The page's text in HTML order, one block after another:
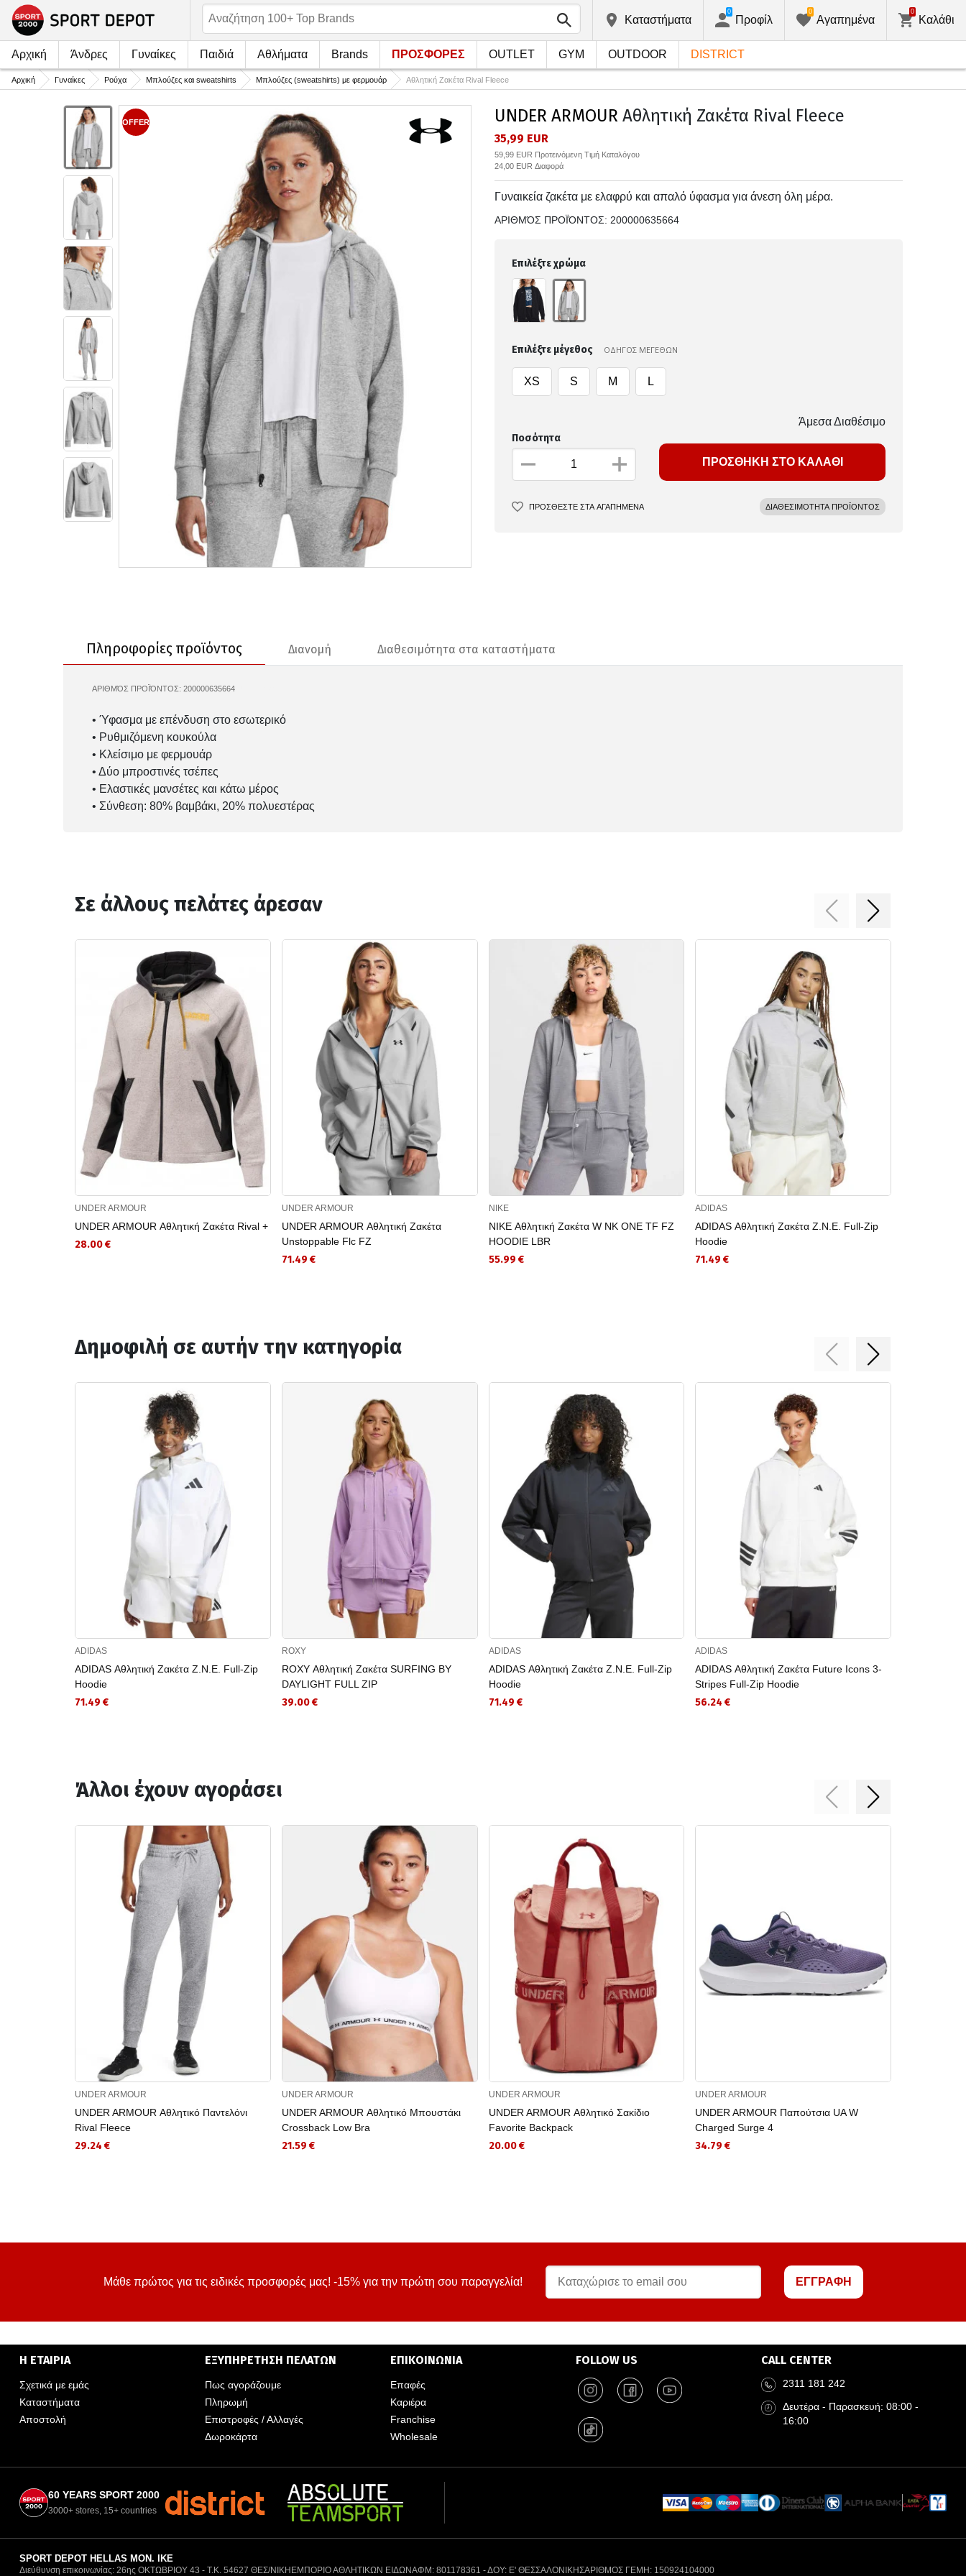
Kαταστήματα Προφίλ
0
Αγαπημένα
0
Καλάθι
0
Αρχική Άνδρες Γυναίκες Παιδιά Αθλήματα Brands ΠΡΟΣΦΟΡΕΣ OUTLET GYM OUTDOOR DISTRICT
Αρχική Γυναίκες Ρούχα Μπλούζες και sweatshirts Μπλούζες (sweatshirts) με φερμουάρ Αθλητική Ζακέτα Rival Fleece
OFFER UNDER ARMOUR Αθλητική Ζακέτα Rival Fleece
35,99 EUR
59,99 EUR Προτεινόμενη Τιμή Καταλόγου
24,00 EUR Διαφορά
Γυναικεία ζακέτα με ελαφρύ και απαλό ύφασμα για άνεση όλη μέρα.
ΑΡΙΘΜΌΣ ΠΡΟΪΌΝΤΟΣ: 200000635664
Επιλέξτε χρώμα
Επιλέξτε μέγεθος ΟΔΗΓΟΣ ΜΕΓΕΘΩΝ
XS S M L
Άμεσα Διαθέσιμο
Ποσότητα
ΠΡΟΣΘΗΚΗ ΣΤΟ ΚΑΛΑΘΙ
ΠΡΟΣΘΕΣΤΕ ΣΤΑ ΑΓΑΠΗΜΕΝΑ ΔΙΑΘΕΣΙΜΟΤΗΤΑ ΠΡΟΪΟΝΤΟΣ
Πληροφορίες προϊόντος Διανομή Διαθεσιμότητα στα καταστήματα
ΑΡΙΘΜΌΣ ΠΡΟΪΌΝΤΟΣ: 200000635664
• Ύφασμα με επένδυση στο εσωτερικό
• Ρυθμιζόμενη κουκούλα
• Κλείσιμο με φερμουάρ
• Δύο μπροστινές τσέπες
• Ελαστικές μανσέτες και κάτω μέρος
• Σύνθεση: 80% βαμβάκι, 20% πολυεστέρας
Σε άλλους πελάτες άρεσαν
UNDER ARMOUR
UNDER ARMOUR Αθλητική Ζακέτα Rival +
28.00 €
UNDER ARMOUR
UNDER ARMOUR Αθλητική Ζακέτα
Unstoppable Flc FZ
71.49 €
NIKE
NIKE Αθλητική Ζακέτα W NK ONE TF FZ
HOODIE LBR
55.99 €
ADIDAS
ADIDAS Αθλητική Ζακέτα Z.N.E. Full-Zip
Hoodie
71.49 €
Δημοφιλή σε αυτήν την κατηγορία
ADIDAS
ADIDAS Αθλητική Ζακέτα Z.N.E. Full-Zip
Hoodie
71.49 €
ROXY
ROXY Αθλητική Ζακέτα SURFING BY
DAYLIGHT FULL ZIP
39.00 €
ADIDAS
ADIDAS Αθλητική Ζακέτα Z.N.E. Full-Zip
Hoodie
71.49 €
ADIDAS
ADIDAS Αθλητική Ζακέτα Future Icons 3-
Stripes Full-Zip Hoodie
56.24 €
Άλλοι έχουν αγοράσει
UNDER ARMOUR
UNDER ARMOUR Αθλητικό Παντελόνι
Rival Fleece
29.24 €
UNDER ARMOUR
UNDER ARMOUR Αθλητικό Μπουστάκι
Crossback Low Bra
21.59 €
UNDER ARMOUR
UNDER ARMOUR Αθλητικό Σακίδιο
Favorite Backpack
20.00 €
UNDER ARMOUR
UNDER ARMOUR Παπούτσια UA W
Charged Surge 4
34.79 €
Μάθε πρώτος για τις ειδικές προσφορές μας! -15% για την πρώτη σου παραγγελία! ΕΓΓΡΑΦΗ
Η ΕΤΑΙΡΙΑ
Σχετικά με εμάς
Καταστήματα
Αποστολή
ΕΞΥΠΗΡΕΤΗΣΗ ΠΕΛΑΤΩΝ
Πως αγοράζουμε
Πληρωμή
Επιστροφές / Αλλαγές
Δωροκάρτα
ΕΠΙΚΟΙΝΩΝΙΑ
Επαφές
Καριέρα
Franchise
Wholesale
FOLLOW US CALL CENTER
2311 181 242
Δευτέρα - Παρασκευή: 08:00 -
16:00
60 YEARS SPORT 2000
3000+ stores, 15+ countries
SPORT DEPOT HELLAS ΜΟΝ. ΙΚΕ
Διεύθυνση επικοινωνίας: 26ης ΟΚΤΩΒΡΙΟΥ 43 - Τ.Κ. 54627 ΘΕΣ/ΝΙΚΗΕΜΠΟΡΙΟ ΑΘΛΗΤΙΚΩΝ ΕΙΔΩΝΑΦΜ: 801178361 - ΔΟΥ: Ε' ΘΕΣΣΑΛΟΝΙΚΗΣΑΡΙΘΜΟΣ ΓΕΜΗ: 150924104000